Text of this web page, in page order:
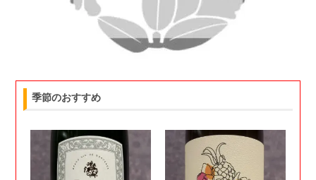
季節のおすすめ